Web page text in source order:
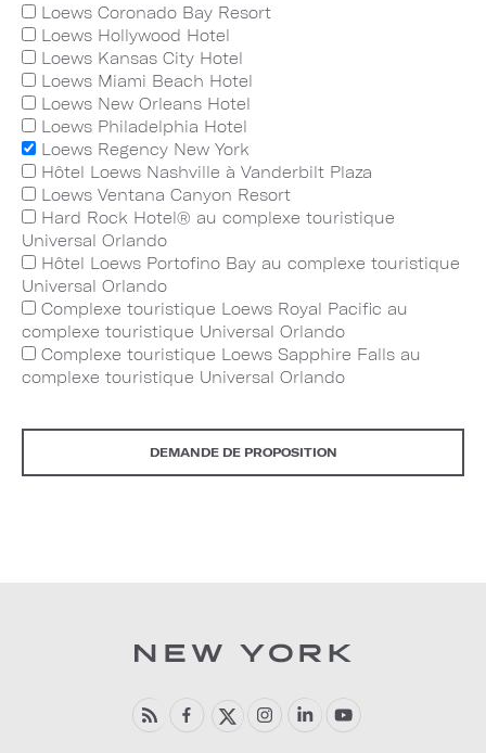
Loews Coronado Bay Resort
Loews Hollywood Hotel
Loews Kansas City Hotel
Loews Miami Beach Hotel
Loews New Orleans Hotel
Loews Philadelphia Hotel
Loews Regency New York
Hôtel Loews Nashville à Vanderbilt Plaza
Loews Ventana Canyon Resort
Hard Rock Hotel® au complexe touristique
Universal Orlando
Hôtel Loews Portofino Bay au complexe touristique
Universal Orlando
Complexe touristique Loews Royal Pacific au
complexe touristique Universal Orlando
Complexe touristique Loews Sapphire Falls au
complexe touristique Universal Orlando
DEMANDE DE PROPOSITION